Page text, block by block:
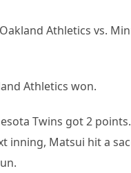
Athletics vs.
Athletics won.
Twins got 2
inning, Matsui hit a